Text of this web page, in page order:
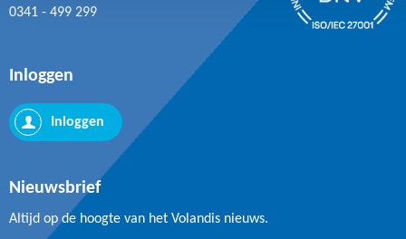
0341 - 499 299
Nieuwsbrief
Altijd op de hoogte van het Volandis nieuws.
Inloggen
Inloggen